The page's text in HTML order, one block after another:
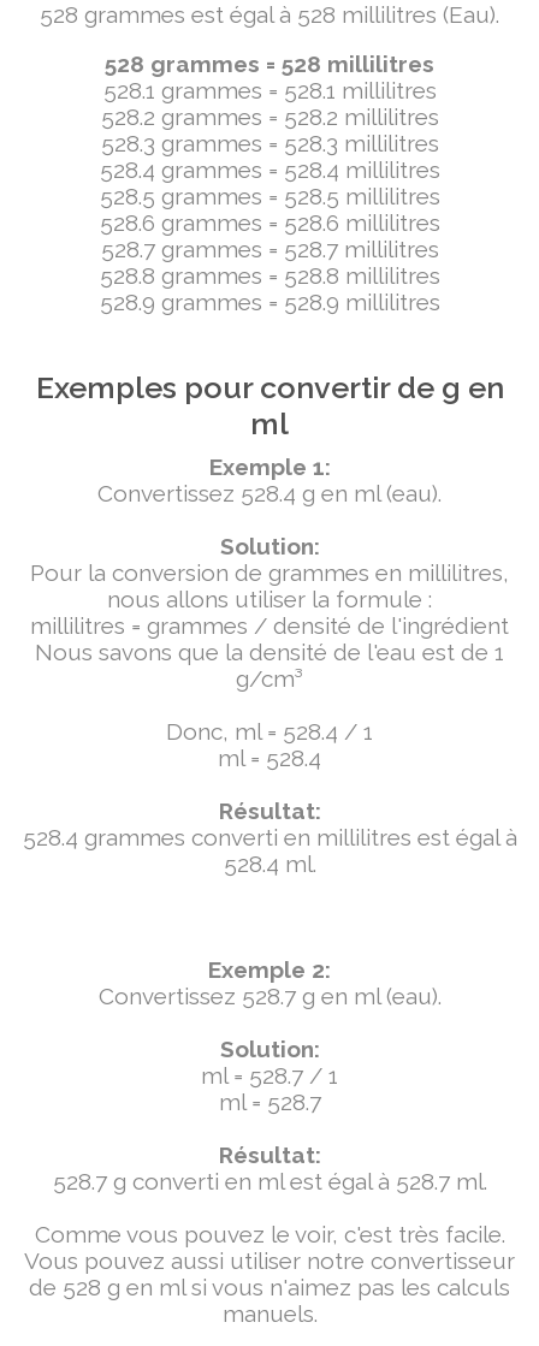
528 grammes est égal à 528 millilitres (Eau).
528 grammes = 528 millilitres
528.1 grammes = 528.1 millilitres
528.2 grammes = 528.2 millilitres
528.3 grammes = 528.3 millilitres
528.4 grammes = 528.4 millilitres
528.5 grammes = 528.5 millilitres
528.6 grammes = 528.6 millilitres
528.7 grammes = 528.7 millilitres
528.8 grammes = 528.8 millilitres
528.9 grammes = 528.9 millilitres
Exemples pour convertir de g en
ml
Exemple 1:
Convertissez 528.4 g en ml (eau).
Solution:
Pour la conversion de grammes en millilitres,
nous allons utiliser la formule :
millilitres = grammes / densité de l'ingrédient
Nous savons que la densité de l'eau est de 1
g/cm³
Donc, ml = 528.4 / 1
ml = 528.4
Résultat:
528.4 grammes converti en millilitres est égal à
528.4 ml.
Exemple 2:
Convertissez 528.7 g en ml (eau).
Solution:
ml = 528.7 / 1
ml = 528.7
Résultat:
528.7 g converti en ml est égal à 528.7 ml.
Comme vous pouvez le voir, c'est très facile.
Vous pouvez aussi utiliser notre convertisseur
de 528 g en ml si vous n'aimez pas les calculs
manuels.